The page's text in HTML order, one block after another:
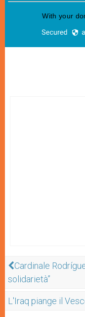
Cardinale
solidarietà”
L'Iraq piange il